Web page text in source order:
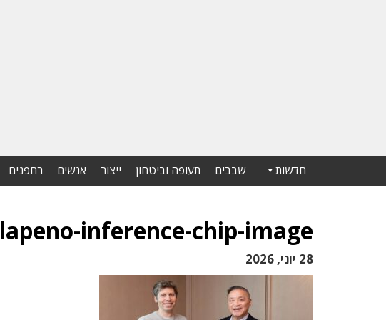
חדשות שבבים תעופה וביטחון ייצור אנשים רחפנים
inference-chip-image
28 יוני, 2026